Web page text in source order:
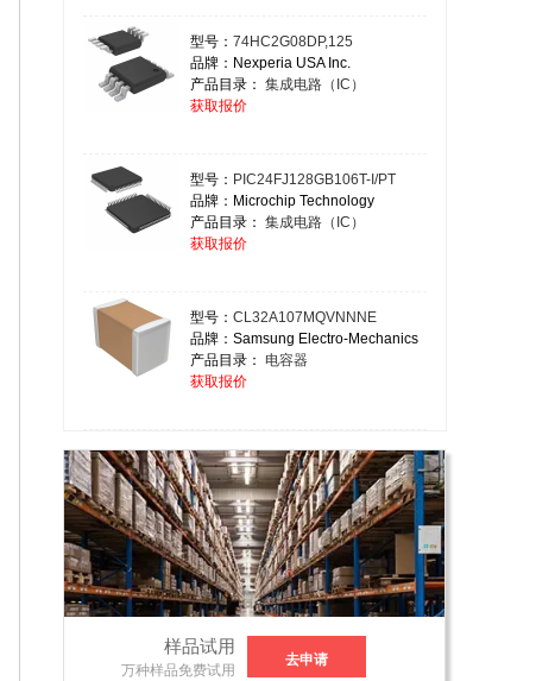
型号： 74HC2G08DP,125
品牌：Nexperia USA Inc.
产品目录： 集成电路（IC）
获取报价
型号： PIC24FJ128GB106T-I/PT
品牌：Microchip Technology
产品目录： 集成电路（IC）
获取报价
型号： CL32A107MQVNNNE
品牌：Samsung Electro-Mechanics
产品目录： 电容器
获取报价
样品试用
万种样品免费试用
去申请